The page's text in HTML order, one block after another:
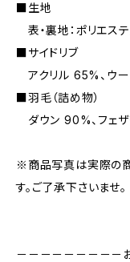
■生地
表・裏地：ポリエス
■サイドリブ
アクリル 65%、ウ
■羽毛（詰め物）
ダウン 90%、フェ
※商品写真は実際の
す。ご了承下さいませ。
－－－－－－－－－